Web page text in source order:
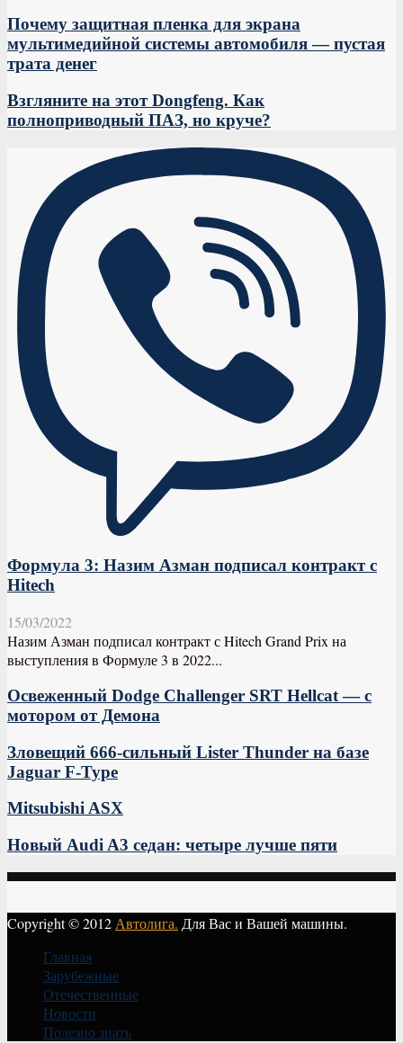
Почему защитная пленка для экрана
мультимедийной системы автомобиля — пустая
трата денег
Взгляните на этот Dongfeng. Как
полноприводный ПАЗ, но круче?
Формула 3: Назим Азман подписал контракт с
Hitech
15/03/2022
Назим Азман подписал контракт с Hitech Grand Prix на
выступления в Формуле 3 в 2022...
Освеженный Dodge Challenger SRT Hellcat — с
мотором от Демона
Зловещий 666-сильный Lister Thunder на базе
Jaguar F-Type
Mitsubishi ASX
Новый Audi A3 седан: четыре лучше пяти
Copyright © 2012 Автолига. Для Вас и Вашей машины.
Главная
Зарубежные
Отечественные
Новости
Полезно знать